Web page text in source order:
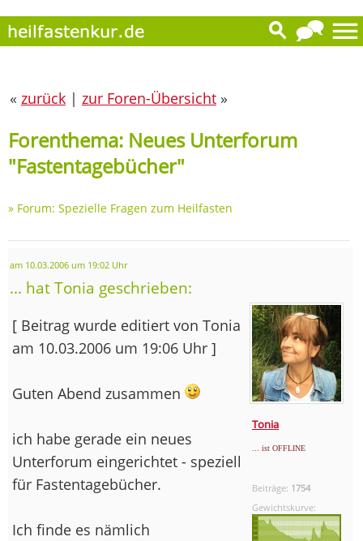
« zurück | zur Foren-Übersicht »
Forenthema: Neues Unterforum
"Fastentagebücher"
» Forum: Spezielle Fragen zum Heilfasten
am 10.03.2006 um 19:02 Uhr
... hat Tonia geschrieben:
Tonia
... ist OFFLINE
Beiträge: 1754
Gewichtskurve:
[ Beitrag wurde editiert von Tonia
am 10.03.2006 um 19:06 Uhr ]
Guten Abend zusammen
ich habe gerade ein neues
Unterforum eingerichtet - speziell
für Fastentagebücher.
Ich finde es nämlich